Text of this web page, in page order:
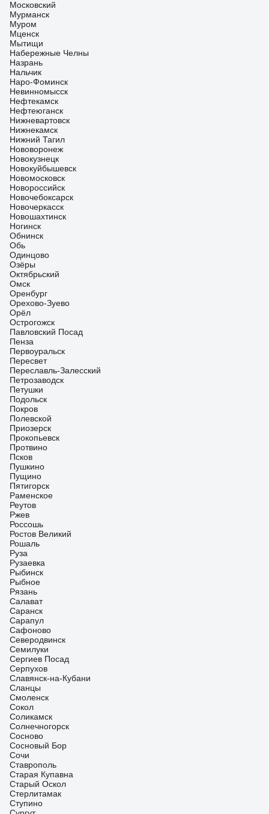
Московский
Мурманск
Муром
Мценск
Мытищи
Набережные Челны
Назрань
Нальчик
Наро-Фоминск
Невинномысск
Нефтекамск
Нефтеюганск
Нижневартовск
Нижнекамск
Нижний Тагил
Нововоронеж
Новокузнецк
Новокуйбышевск
Новомосковск
Новороссийск
Новочебоксарск
Новочеркасск
Новошахтинск
Ногинск
Обнинск
Обь
Одинцово
Озёры
Октябрьский
Омск
Оренбург
Орехово-Зуево
Орёл
Острогожск
Павловский Посад
Пенза
Первоуральск
Пересвет
Переславль-Залесский
Петрозаводск
Петушки
Подольск
Покров
Полевской
Приозерск
Прокопьевск
Протвино
Псков
Пушкино
Пущино
Пятигорск
Раменское
Реутов
Ржев
Россошь
Ростов Великий
Рошаль
Руза
Рузаевка
Рыбинск
Рыбное
Рязань
Салават
Саранск
Сарапул
Сафоново
Северодвинск
Семилуки
Сергиев Посад
Серпухов
Славянск-на-Кубани
Сланцы
Смоленск
Сокол
Соликамск
Солнечногорск
Сосново
Сосновый Бор
Сочи
Ставрополь
Старая Купавна
Старый Оскол
Стерлитамак
Ступино